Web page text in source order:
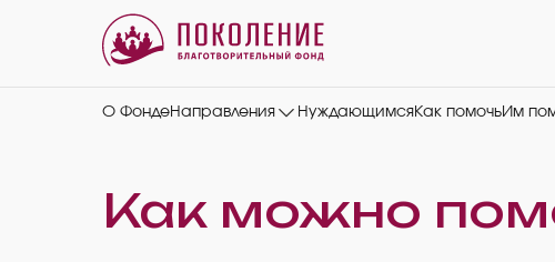
О ФондеНаправления НуждающимсяКак помочьИм
Как можно